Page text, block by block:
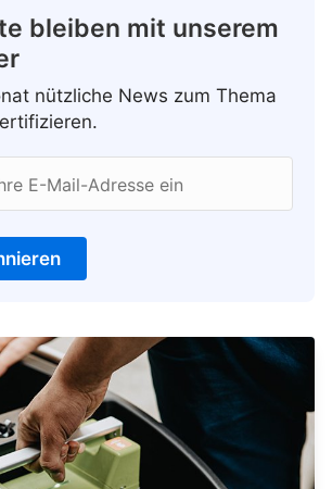
bleiben mit unserem
nützliche News zum Thema
E-Mail-Adresse ein